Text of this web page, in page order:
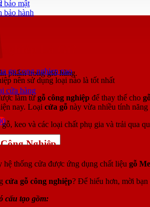
bảo mật
bảo hành
phẩm trong giỏ hàng.
cửa hàng
nên sử dụng loại nào là tốt nhất
làm từ gỗ công nghiệp để thay thế cho
nay. Loại cửa gỗ này vừa nhiều tính
keo và các loại chất phụ gia và trải qua
Nghiệp
hệ thống cửa được ứng dụng chất liệu gỗ
cửa gỗ công nghiệp? Để hiểu hơn, mời bạn
cấu tạo gồm: